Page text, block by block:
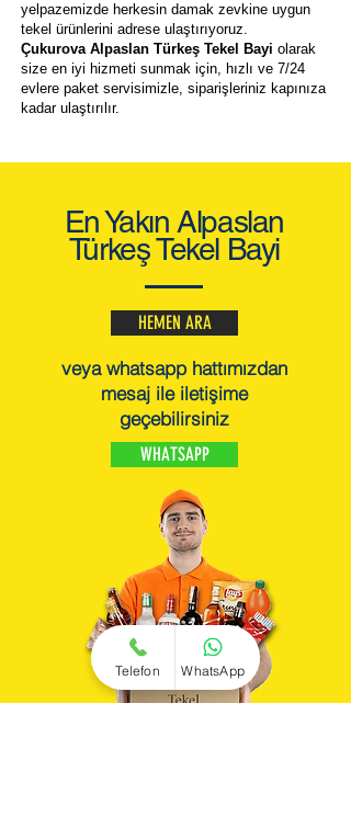
yelpazemizde herkesin damak zevkine uygun
tekel ürünlerini adrese ulaştırıyoruz.
Çukurova Alpaslan Türkeş Tekel Bayi olarak
size en iyi hizmeti sunmak için, hızlı ve 7/24
evlere paket servisimizle, siparişleriniz kapınıza
kadar ulaştırılır.
En Yakın Alpaslan
Türkeş Tekel Bayi
HEMEN ARA
veya whatsapp hattımızdan
mesaj ile iletişime
geçebilirsiniz
WHATSAPP
Telefon WhatsApp